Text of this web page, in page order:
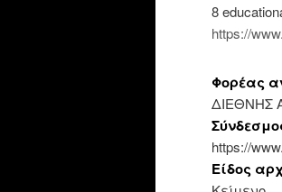
8
https://
Φορέας
ΔΙΕΘΝΗΣ
https://
Είδος